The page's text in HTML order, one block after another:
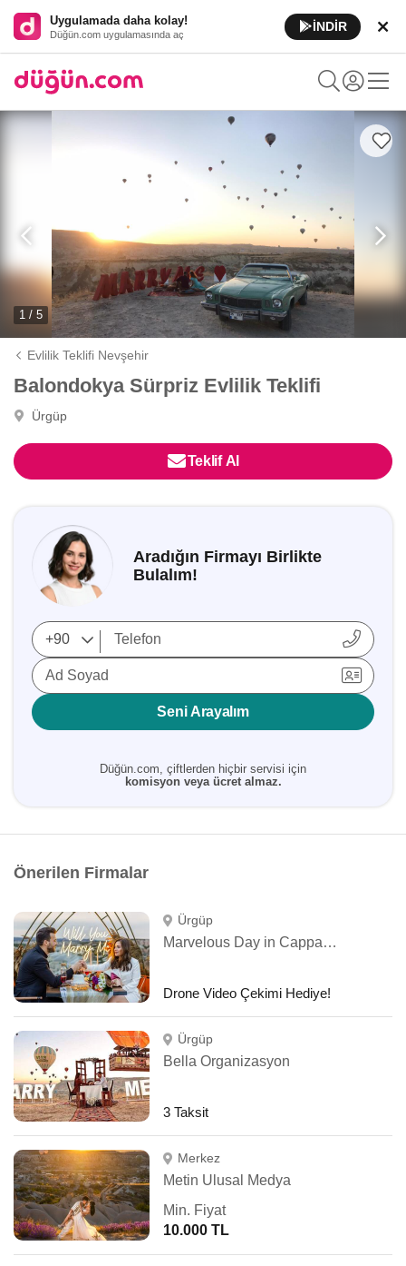
Uygulamada daha kolay!
Düğün.com uygulamasında aç
İNDİR
1 / 5
Evlilik Teklifi Nevşehir
Balondokya Sürpriz Evlilik Teklifi
Ürgüp
Teklif Al
Aradığın Firmayı Birlikte
Bulalım!
Ad Soyad
Seni Arayalım
Düğün.com, çiftlerden hiçbir servisi için
komisyon veya ücret almaz.
Önerilen Firmalar
Ürgüp
Marvelous Day in Cappadocia
Drone Video Çekimi Hediye!
Ürgüp
Bella Organizasyon
3 Taksit
Merkez
Metin Ulusal Medya
Min. Fiyat
10.000 TL